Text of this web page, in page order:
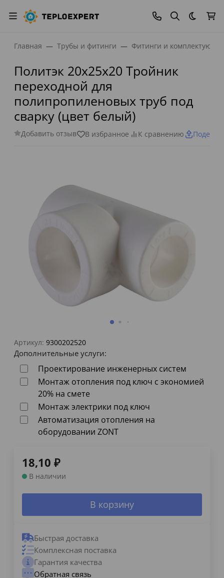
Темная
Главная Трубы и фитинги Фитинги и
Политэк 20х25х20 Тройник
переходной для
полипропиленовых труб под
сварку (цвет белый)
Добавить отзыв В избранное К сравнению
Артикул: 9300202520
Дополнительные услуги:
Проектирование инженерных систем
Монтаж отопления под ключ с экономией
20% на смете
Монтаж электрики под ключ
Автоматизация отопления на
оборудовании ZONT
18,10 ₽
В наличии
В корзину
Быстрая доставка
Комплексная поставка
Гарантия качества
Обратная связь